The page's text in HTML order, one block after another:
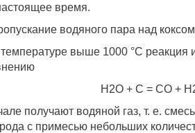
время.
водяного пара над
выше 1000 °С реакция
Н2О + С = СО +
получают водяной газ, т. е.
с примесью небольших